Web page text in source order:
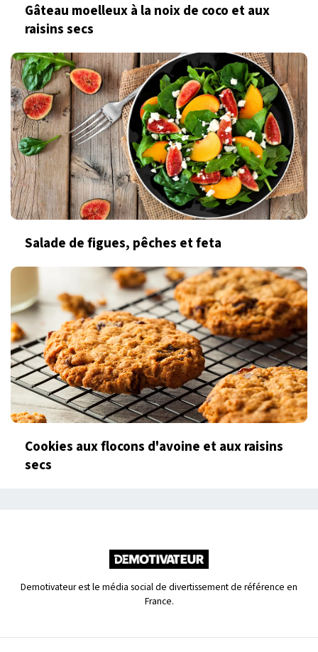
Gâteau moelleux à la noix de coco et aux
raisins secs
Salade de figues, pêches et feta
Cookies aux flocons d'avoine et aux raisins
secs
Demotivateur est le média social de divertissement de référence en
France.